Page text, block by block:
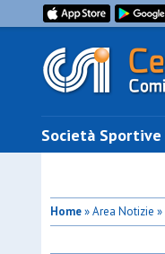
Società Sportive
Home» Area Notizie »